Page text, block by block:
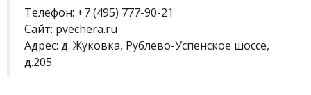
Телефон: +7 (495) 777-90-21
Сайт: pvechera.ru
Адрес: д. Жуковка, Рублево-Успенское шоссе,
д.205